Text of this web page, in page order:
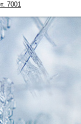
7001